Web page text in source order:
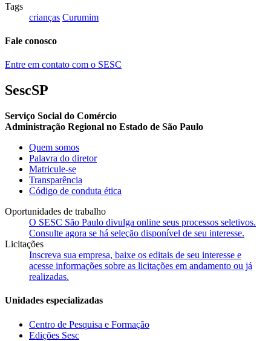
Tags
crianças Curumim
Fale conosco
Entre em contato com o SESC
SescSP
Serviço Social do Comércio
Administração Regional no Estado de São Paulo
Quem somos
Palavra do diretor
Matricule-se
Transparência
Código de conduta ética
Oportunidades de trabalho
O SESC São Paulo divulga online seus processos seletivos.
Consulte agora se há seleção disponível de seu interesse.
Licitações
Inscreva sua empresa, baixe os editais de seu interesse e
acesse informações sobre as licitações em andamento ou já
realizadas.
Unidades especializadas
Centro de Pesquisa e Formação
Edições Sesc